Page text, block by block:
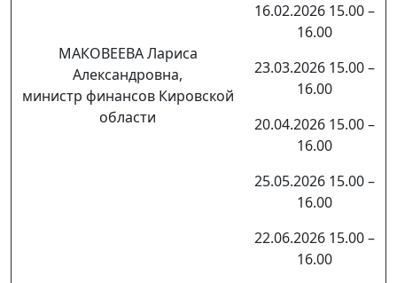
МАКОВЕЕВА Лариса
Александровна,
министр финансов Кировской
области
16.02.2026 15.00 –
16.00
23.03.2026 15.00 –
16.00
20.04.2026 15.00 –
16.00
25.05.2026 15.00 –
16.00
22.06.2026 15.00 –
16.00